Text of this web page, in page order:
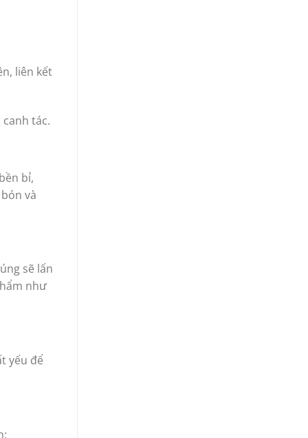
liên kết
tác.
bỉ,
và
sẽ lấn
như
yếu để